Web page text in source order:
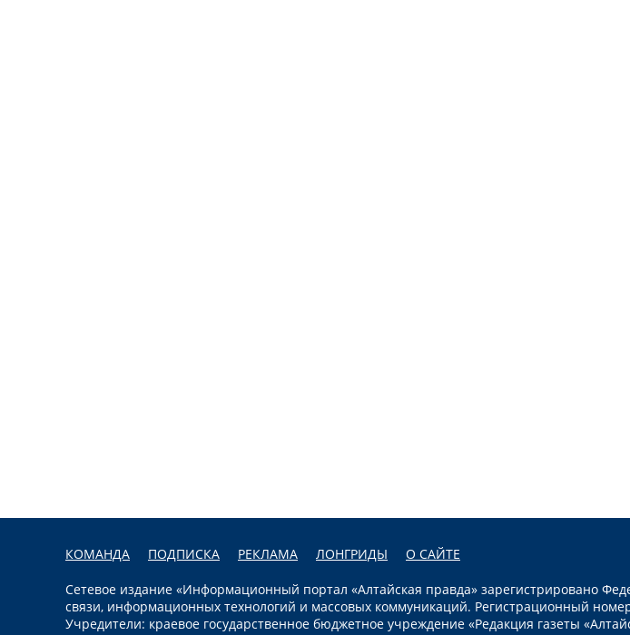
КОМАНДА ПОДПИСКА РЕКЛАМА ЛОНГРИДЫ О САЙТЕ
Сетевое издание «Информационный портал «Алтайская правда» зарегистрировано
связи, информационных технологий и массовых коммуникаций. Регистрационный
Учредители: краевое государственное бюджетное учреждение «Редакция газеты